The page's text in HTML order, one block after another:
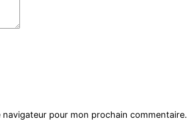
pour mon prochain commentaire.